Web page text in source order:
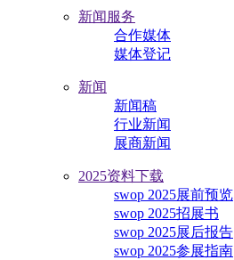
新闻服务
合作媒体
媒体登记
新闻
新闻稿
行业新闻
展商新闻
2025资料下载
swop 2025展前预览
swop 2025招展书
swop 2025展后报告
swop 2025参展指南